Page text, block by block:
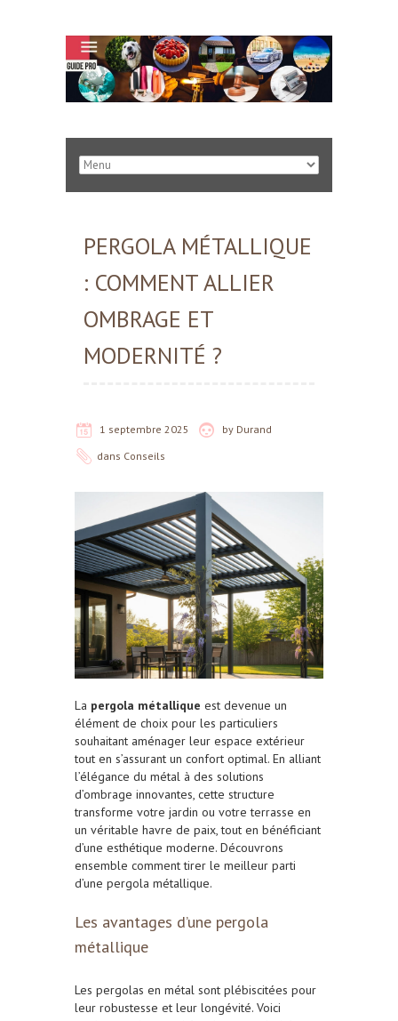
PERGOLA MÉTALLIQUE
: COMMENT ALLIER
OMBRAGE ET
MODERNITÉ ?
1 septembre 2025 by Durand
dans Conseils
La pergola métallique est devenue un
élément de choix pour les particuliers
souhaitant aménager leur espace extérieur
tout en s’assurant un confort optimal. En alliant
l’élégance du métal à des solutions
d’ombrage innovantes, cette structure
transforme votre jardin ou votre terrasse en
un véritable havre de paix, tout en bénéficiant
d’une esthétique moderne. Découvrons
ensemble comment tirer le meilleur parti
d’une pergola métallique.
Les avantages d’une pergola
métallique
Les pergolas en métal sont plébiscitées pour
leur robustesse et leur longévité. Voici